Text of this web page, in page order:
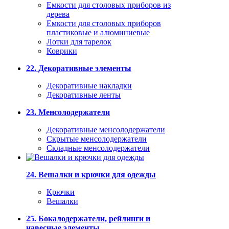
Емкости для столовых приборов из
дерева
Емкости для столовых приборов
пластиковые и алюминиевые
Лотки для тарелок
Коврики
22. Декоративные элементы
Декоративные накладки
Декоративные ленты
23. Менсолодержатели
Декоративные менсолодержатели
Скрытые менсолодержатели
Складные менсолодержатели
24. Вешалки и крючки для одежды
Крючки
Вешалки
25. Бокалодержатели, рейлинги и